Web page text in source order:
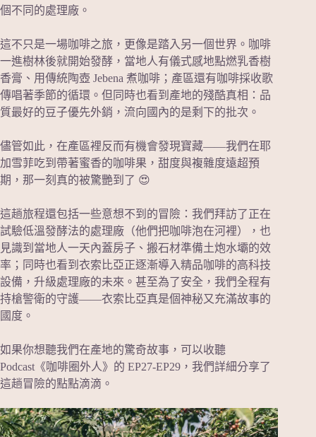
個不同的處理廠。
這不只是一場咖啡之旅，更像是踏入另一個世界。咖啡
一進樹林後就開始發酵，當地人有儀式感地點燃乳香樹
香膏、用傳統陶壺 Jebena 煮咖啡；產區還有咖啡採收歌
傳唱著季節的循環。但同時也看到產地的殘酷真相：品
質最好的豆子優先外銷，流向國內的是剩下的批次。
儘管如此，在產區裡反而有機會發現寶藏——我們在耶
加雪菲吃到帶著蜜香的咖啡果，甜度與複雜度遠超預
期，那一刻真的被驚艷到了 😍
這趟旅程還包括一些意想不到的冒險：我們拜訪了正在
試驗低溫發酵法的處理廠（他們把咖啡泡在河裡），也
見識到當地人一天內蓋房子、搬石材準備土炮水壩的效
率；同時也看到衣索比亞正逐漸導入精品咖啡的高科技
設備，升級處理廠的未來。甚至為了安全，我們全程有
持槍警衛的守護——衣索比亞真是個神秘又充滿故事的
國度。
如果你想聽我們在產地的驚奇故事，可以收聽
Podcast《咖啡圈外人》的 EP27-EP29，我們詳細分享了
這趟冒險的點點滴滴。